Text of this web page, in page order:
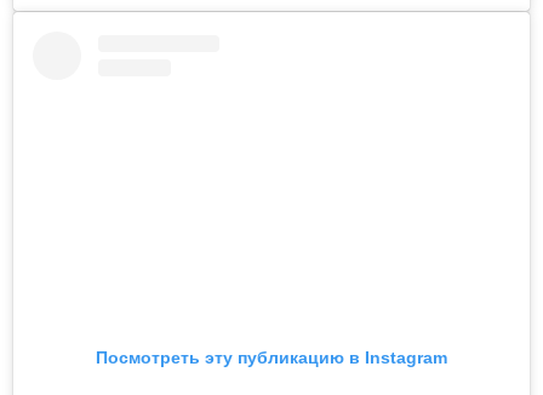
Посмотреть эту публикацию в Instagram